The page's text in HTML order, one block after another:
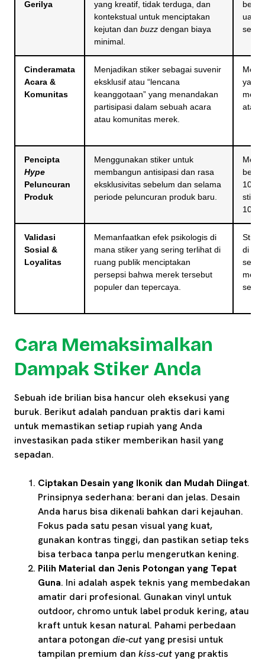
Gerilya
yang kreatif, tidak terduga, dan
kontekstual untuk menciptakan
kejutan dan buzz dengan biaya
minimal.
uap
Cinderamata
Acara &
Komunitas
Menjadikan stiker sebagai suvenir
eksklusif atau “lencana
keanggotaan” yang menandakan
partisipasi dalam sebuah acara
atau komunitas merek.
yang
atau
Pencipta
Hype
Peluncuran
Produk
Menggunakan stiker untuk
membangun antisipasi dan rasa
eksklusivitas sebelum dan selama
periode peluncuran produk baru.
stiker
100
Validasi
Sosial &
Loyalitas
Memanfaatkan efek psikologis di
mana stiker yang sering terlihat di
ruang publik menciptakan
persepsi bahwa merek tersebut
populer dan tepercaya.
di
Cara Memaksimalkan
Dampak Stiker Anda
Sebuah ide brilian bisa hancur oleh eksekusi yang
buruk. Berikut adalah panduan praktis dari kami
untuk memastikan setiap rupiah yang Anda
investasikan pada stiker memberikan hasil yang
sepadan.
Ciptakan Desain yang Ikonik dan Mudah Diingat.
Prinsipnya sederhana: berani dan jelas. Desain
Anda harus bisa dikenali bahkan dari kejauhan.
Fokus pada satu pesan visual yang kuat,
gunakan kontras tinggi, dan pastikan setiap teks
bisa terbaca tanpa perlu mengerutkan kening.
Pilih Material dan Jenis Potongan yang Tepat
Guna. Ini adalah aspek teknis yang membedakan
amatir dari profesional. Gunakan vinyl untuk
outdoor, chromo untuk label produk kering, atau
kraft untuk kesan natural. Pahami perbedaan
antara potongan die-cutyang presisi untuk
tampilan premium dan kiss-cutyang praktis